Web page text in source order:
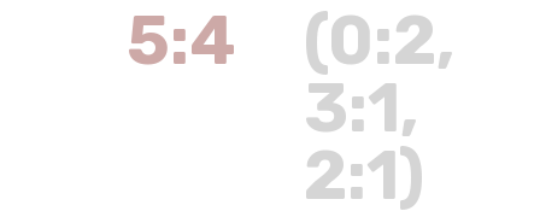
5:4
(0:2,
3:1,
2:1)